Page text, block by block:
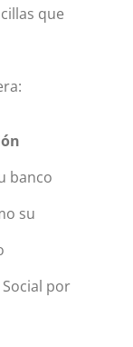
que
banco
su
por